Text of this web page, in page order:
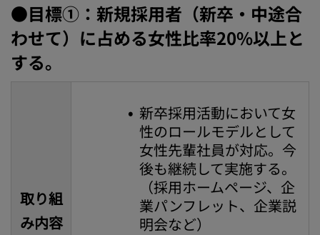
●目標①：新規採用者（新卒・中途合
わせて）に占める女性比率20%以上と
する。
取り組
み内容
新卒採用活動において女
性のロールモデルとして
女性先輩社員が対応。今
後も継続して実施する。
（採用ホームページ、企
業パンフレット、企業説
明会など）